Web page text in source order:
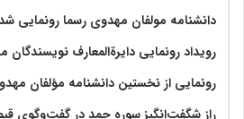
دانشنامه مولفان مهدوی رسما رونمایی
رویداد رونمایی دایرةالمعارف نویسندگان
رونمایی از نخستین دانشنامه مؤلفان
راز شگفت‌انگیز سوره حمد در گفت‌وگوی